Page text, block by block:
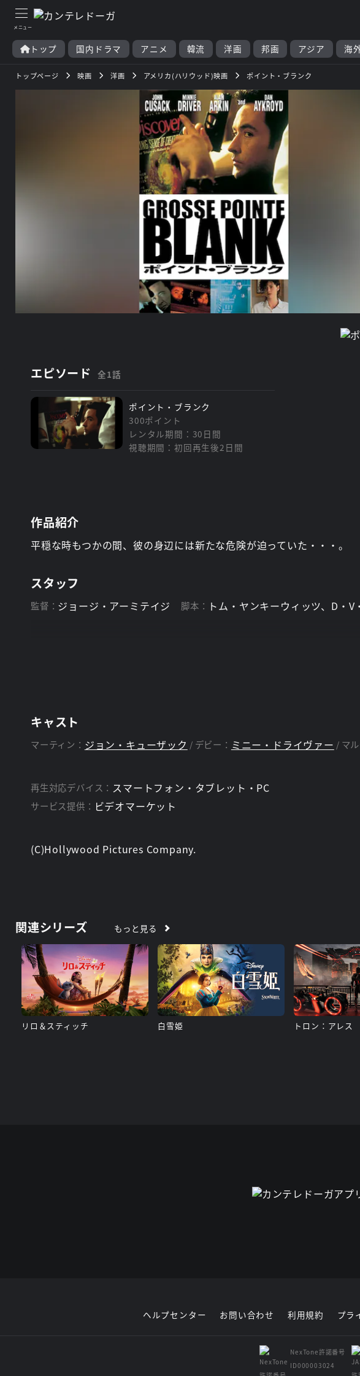
トップ 国内ドラマ アニメ 韓流 洋画 邦画 アジア 海
トップページ 映画 洋画 アメリカ(ハリウッド)映画 ポイント・ブランク
エピソード 全1話
ポイント・ブランク
300ポイント
レンタル期間：30日間
視聴期間：初回再生後2日間
作品紹介
平穏な時もつかの間、彼の身辺には新たな危険が迫っていた・・・。
スタッフ
監督： ジョージ・アーミテイジ 脚本： トム・ヤンキーウィッツ、D・
キャスト
マーティン： ジョン・キューザック デビー： ミニー・ドライヴァー マ
再生対応デバイス： スマートフォン・タブレット・PC
サービス提供： ビデオマーケット
(C)Hollywood Pictures Company.
関連シリーズ もっと見る
リロ＆スティッチ 白雪姫 トロン：アレス
ヘルプセンター お問い合わせ 利用規約 プラ
NexTone許諾番号
ID000003024